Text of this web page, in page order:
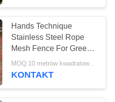
23
Hands Technique
Stainless Steel Rope
Mesh Fence For Green
Wall System And Plant
Climbing
MOQ:10 metrów kwadratowych
KONTAKT